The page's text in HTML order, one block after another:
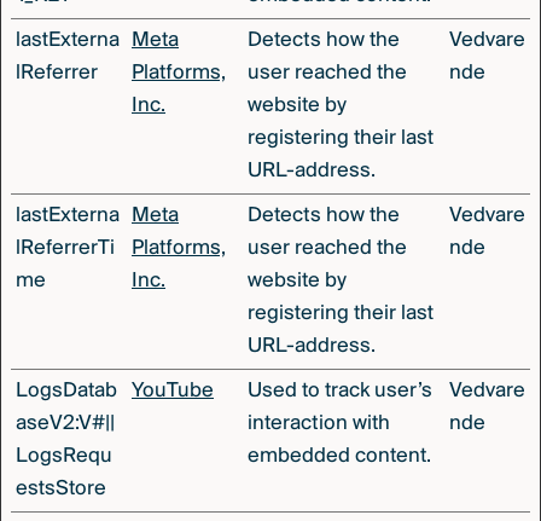
lastExterna
lReferrer
Meta
Platforms,
Inc.
Detects how the
user reached the
website by
registering their last
URL-address.
Vedvare
nde
lastExterna
lReferrerTi
me
Meta
Platforms,
Inc.
Detects how the
user reached the
website by
registering their last
URL-address.
Vedvare
nde
LogsDatab
aseV2:V#||
LogsRequ
estsStore
YouTube
Used to track user’s
interaction with
embedded content.
Vedvare
nde